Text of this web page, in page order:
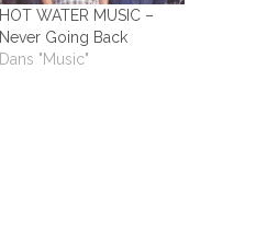
HOT WATER MUSIC –
Never Going Back
Dans "Music"